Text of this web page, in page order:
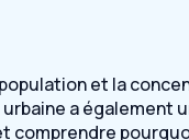
et la
a également
comprendre